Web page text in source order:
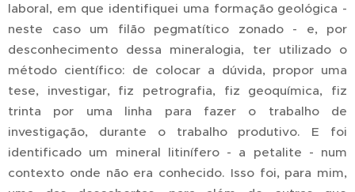
laboral, em que identifiquei uma formação geológica -
neste caso um filão pegmatítico zonado - e, por
desconhecimento dessa mineralogia, ter utilizado o
método científico: de colocar a dúvida, propor uma
tese, investigar, fiz petrografia, fiz geoquímica, fiz
trinta por uma linha para fazer o trabalho de
investigação, durante o trabalho produtivo. E foi
identificado um mineral litinífero - a petalite - num
contexto onde não era conhecido. Isso foi, para mim,